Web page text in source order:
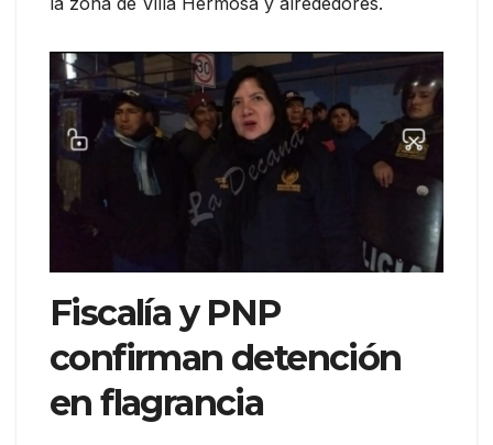
Fiscalía y PNP
confirman detención
en flagrancia